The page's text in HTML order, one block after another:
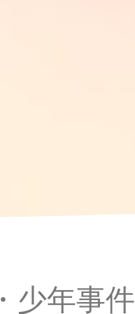
少年事件